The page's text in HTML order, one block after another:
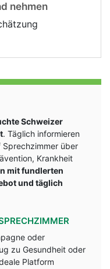
nehmen
Schweizer
. Täglich informieren
Sprechzimmer über
Krankheit
mit fundlerten
und täglich
oder
zu Gesundheit oder
Platform